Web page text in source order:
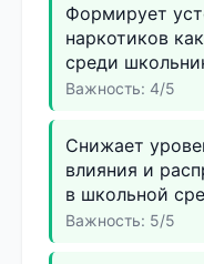
Формирует
наркотиков
среди
Важность: 4/5
Снижает
влияния и
в школьной
Важность: 5/5